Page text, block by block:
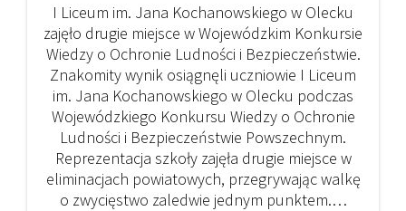
I Liceum im. Jana Kochanowskiego w Olecku
zajęło drugie miejsce w Wojewódzkim Konkursie
Wiedzy o Ochronie Ludności i Bezpieczeństwie.
Znakomity wynik osiągnęli uczniowie I Liceum
im. Jana Kochanowskiego w Olecku podczas
Wojewódzkiego Konkursu Wiedzy o Ochronie
Ludności i Bezpieczeństwie Powszechnym.
Reprezentacja szkoły zajęła drugie miejsce w
eliminacjach powiatowych, przegrywając walkę
o zwycięstwo zaledwie jednym punktem.…